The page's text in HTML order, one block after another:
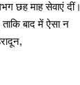
छह माह सेवाएं दीं।
बाद में ऐसा न